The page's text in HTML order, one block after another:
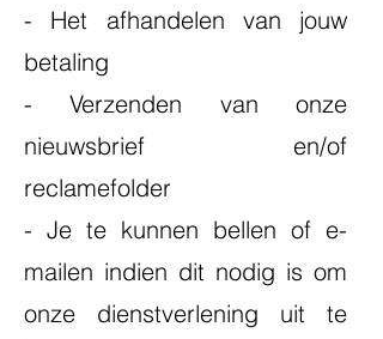
- Het afhandelen van jouw
betaling
- Verzenden van onze
nieuwsbrief en/of
reclamefolder
- Je te kunnen bellen of e-
mailen indien dit nodig is om
onze dienstverlening uit te